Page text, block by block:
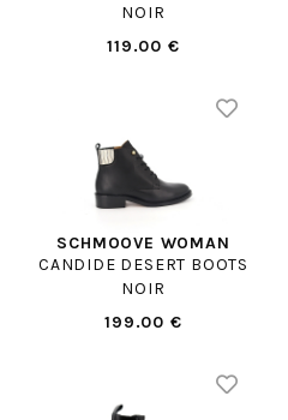
NOIR
119.00 €
SCHMOOVE WOMAN
CANDIDE DESERT BOOTS
NOIR
199.00 €